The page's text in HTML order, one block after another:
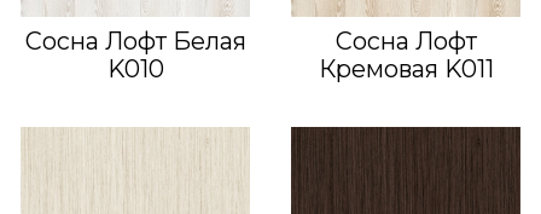
Сосна Лофт Белая
K010
Сосна Лофт
Кремовая K011